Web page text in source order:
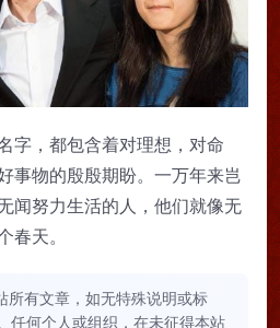
字，都包含着对理想，对命
事物的殷殷期盼。一万年来岂
闻努力生活的人，他们就像无
天。
所有文章，如无特殊说明或标
任何个人或组织，在未征得本站